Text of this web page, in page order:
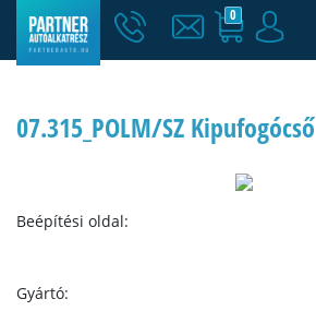
0
07.315_POLM/SZ Kipufogócső
Beépítési oldal:
Gyártó: